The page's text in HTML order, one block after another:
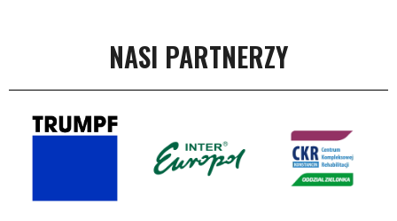
NASI PARTNERZY